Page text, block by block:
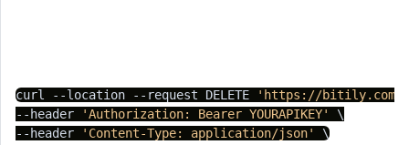
curl --location --request DELETE
'https://
--header
'Authorization: Bearer YOURAPIKEY'
\
--header
'Content-Type: application/json'